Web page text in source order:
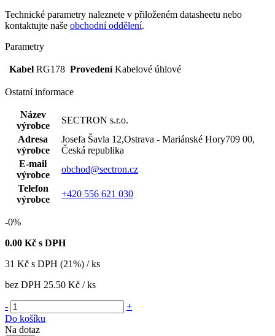
Technické parametry naleznete v přiloženém datasheetu nebo
kontaktujte naše obchodní oddělení.
Parametry
Kabel RG178 Provedení Kabelové úhlové
Ostatní informace
Název
výrobce
SECTRON s.r.o.
Adresa
výrobce
Josefa Šavla 12,Ostrava - Mariánské Hory709 00,
Česká republika
E-mail
výrobce
obchod@sectron.cz
Telefon
výrobce
+420 556 621 030
-0%
0.00 Kč s DPH
31 Kč s DPH (21%) / ks
bez DPH 25.50 Kč / ks
-
+
Do košíku
Na dotaz